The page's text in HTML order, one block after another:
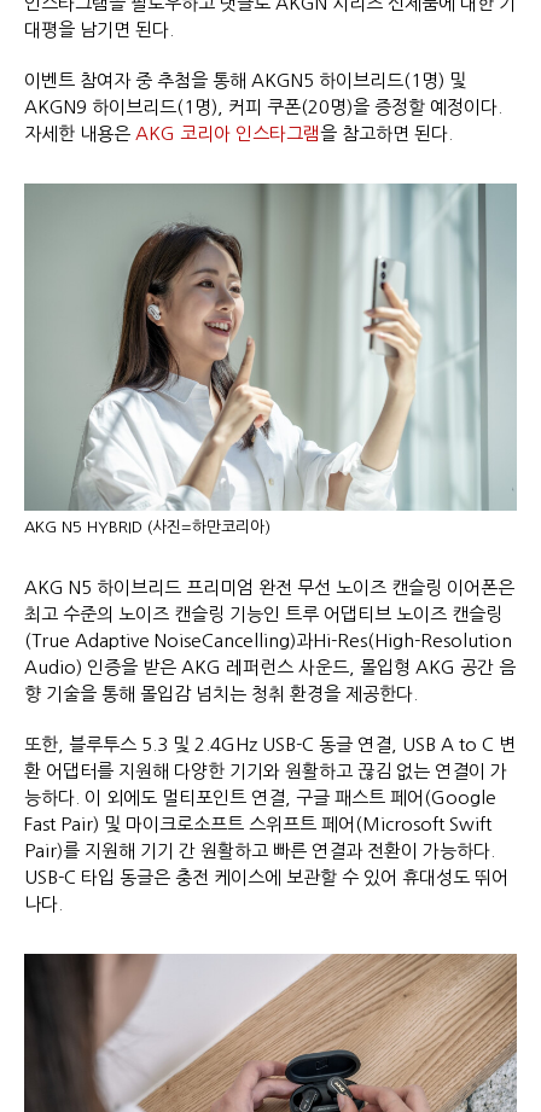
대평을 남기면 된다.
이벤트 참여자 중 추첨을 통해 AKGN5 하이브리드(1명) 및
AKGN9 하이브리드(1명), 커피 쿠폰(20명)을 증정할 예정이다.
자세한 내용은 AKG 코리아 인스타그램을 참고하면 된다.
AKG N5 HYBRID (사진=하만코리아)
AKG N5 하이브리드 프리미엄 완전 무선 노이즈 캔슬링 이어폰은
최고 수준의 노이즈 캔슬링 기능인 트루 어댑티브 노이즈 캔슬링
(True Adaptive NoiseCancelling)과Hi-Res(High-Resolution
Audio) 인증을 받은 AKG 레퍼런스 사운드, 몰입형 AKG 공간 음
향 기술을 통해 몰입감 넘치는 청취 환경을 제공한다.
또한, 블루투스 5.3 및 2.4GHz USB-C 동글 연결, USB A to C 변
환 어댑터를 지원해 다양한 기기와 원활하고 끊김 없는 연결이 가
능하다. 이 외에도 멀티포인트 연결, 구글 패스트 페어(Google
Fast Pair) 및 마이크로소프트 스위프트 페어(Microsoft Swift
Pair)를 지원해 기기 간 원활하고 빠른 연결과 전환이 가능하다.
USB-C 타입 동글은 충전 케이스에 보관할 수 있어 휴대성도 뛰어
나다.